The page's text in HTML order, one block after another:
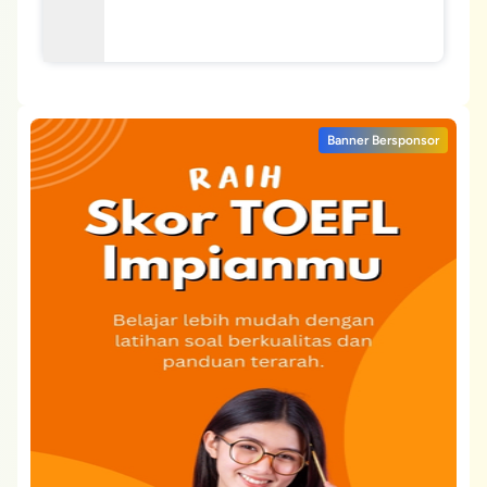
Banner Bersponsor